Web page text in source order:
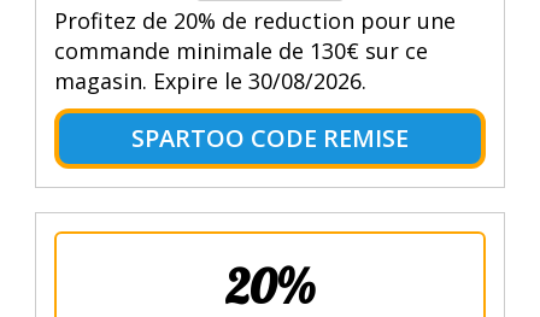
Profitez de 20% de reduction pour une
commande minimale de 130€ sur ce
magasin. Expire le 30/08/2026.
SPARTOO CODE REMISE
20%